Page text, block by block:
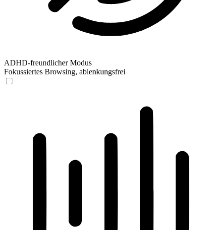
ADHD-freundlicher Modus
Fokussiertes Browsing, ablenkungsfrei